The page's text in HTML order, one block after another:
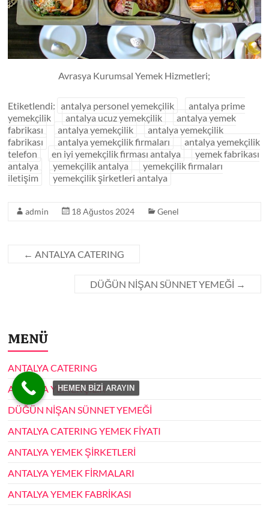
Avrasya Kurumsal Yemek Hizmetleri;
Etiketlendi: antalya personel yemekçilik
antalya prime
yemekçilik
antalya ucuz yemekçilik
antalya yemek
fabrikası
antalya yemekçilik
antalya yemekçilik
fabrikası
antalya yemekçilik firmaları
antalya yemekçilik
telefon
en iyi yemekçilik firması antalya
yemek fabrikası
antalya
yemekçilik antalya
yemekçilik firmaları
iletişim
yemekçilik şirketleri antalya
admin 18 Ağustos 2024 Genel
← ANTALYA CATERING
DÜĞÜN NİŞAN SÜNNET YEMEĞİ →
MENÜ
ANTALYA CATERING
ANTALYA YEMEKÇİLİK
DÜĞÜN NİŞAN SÜNNET YEMEĞİ
ANTALYA CATERING YEMEK FİYATI
ANTALYA YEMEK ŞİRKETLERİ
ANTALYA YEMEK FİRMALARI
ANTALYA YEMEK FABRİKASI
HEMEN BİZİ ARAYIN